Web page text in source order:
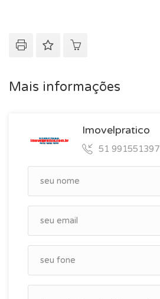
Mais informações
Imovelpratico
51 991551397